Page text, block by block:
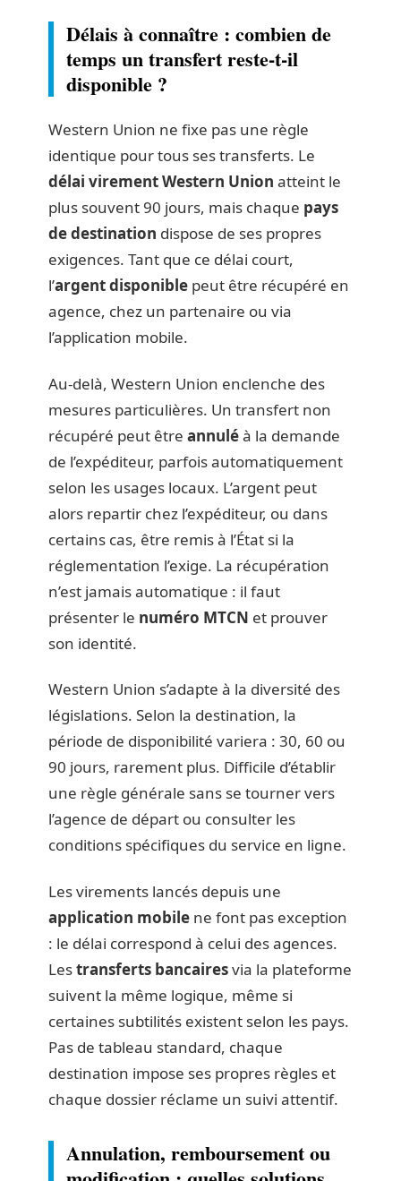
Délais à connaître : combien de
temps un transfert reste-t-il
disponible ?
Western Union ne fixe pas une règle
identique pour tous ses transferts. Le
délai virement Western Union atteint le
plus souvent 90 jours, mais chaque pays
de destination dispose de ses propres
exigences. Tant que ce délai court,
l’argent disponible peut être récupéré en
agence, chez un partenaire ou via
l’application mobile.
Au-delà, Western Union enclenche des
mesures particulières. Un transfert non
récupéré peut être annuléà la demande
de l’expéditeur, parfois automatiquement
selon les usages locaux. L’argent peut
alors repartir chez l’expéditeur, ou dans
certains cas, être remis à l’État si la
réglementation l’exige. La récupération
n’est jamais automatique : il faut
présenter le numéro MTCN et prouver
son identité.
Western Union s’adapte à la diversité des
législations. Selon la destination, la
période de disponibilité variera : 30, 60 ou
90 jours, rarement plus. Difficile d’établir
une règle générale sans se tourner vers
l’agence de départ ou consulter les
conditions spécifiques du service en ligne.
Les virements lancés depuis une
application mobile ne font pas exception
: le délai correspond à celui des agences.
Lestransferts bancairesvia la plateforme
suivent la même logique, même si
certaines subtilités existent selon les pays.
Pas de tableau standard, chaque
destination impose ses propres règles et
chaque dossier réclame un suivi attentif.
Annulation, remboursement ou